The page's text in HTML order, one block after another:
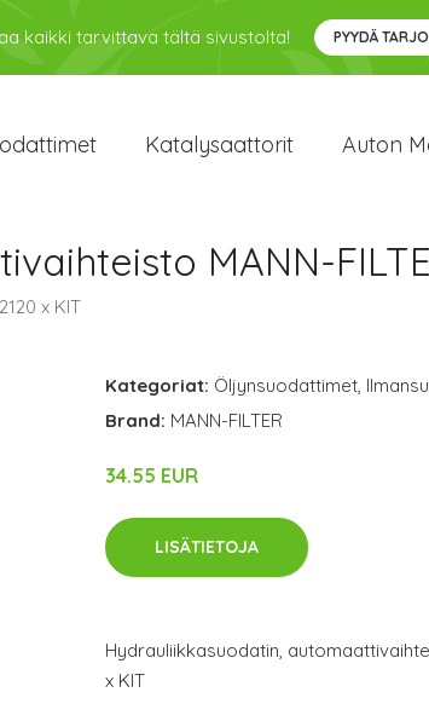
kaikki tarvittava tältä sivustolta! PYYDÄ
Katalysaattorit Auton
MANN-
x KIT
Kategoriat: Öljynsuodattimet,
Brand: MANN-FILTER
34.55 EUR
LISÄTIETOJA
Hydrauliikkasuodatin,
x KIT